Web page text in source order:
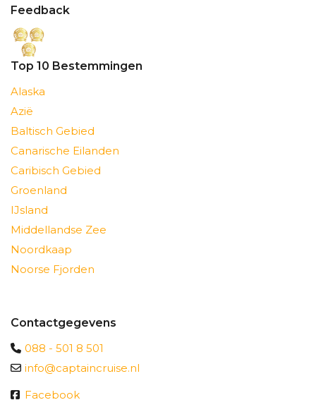
Feedback
Top 10 Bestemmingen
Alaska
Azië
Baltisch Gebied
Canarische Eilanden
Caribisch Gebied
Groenland
IJsland
Middellandse Zee
Noordkaap
Noorse Fjorden
Contactgegevens
088 - 501 8 501
info@captaincruise.nl
Facebook